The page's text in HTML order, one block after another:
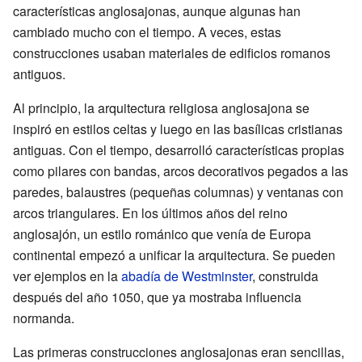
características anglosajonas, aunque algunas han
cambiado mucho con el tiempo. A veces, estas
construcciones usaban materiales de edificios romanos
antiguos.
Al principio, la arquitectura religiosa anglosajona se
inspiró en estilos celtas y luego en las basílicas cristianas
antiguas. Con el tiempo, desarrolló características propias
como pilares con bandas, arcos decorativos pegados a las
paredes, balaustres (pequeñas columnas) y ventanas con
arcos triangulares. En los últimos años del reino
anglosajón, un estilo románico que venía de Europa
continental empezó a unificar la arquitectura. Se pueden
ver ejemplos en laabadía de Westminster, construida
después del año 1050, que ya mostraba influencia
normanda.
Las primeras construcciones anglosajonas eran sencillas,